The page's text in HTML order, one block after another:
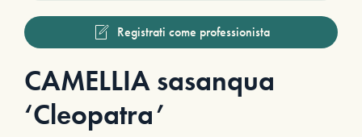
Registrati come professionista
CAMELLIA sasanqua
‘Cleopatra’